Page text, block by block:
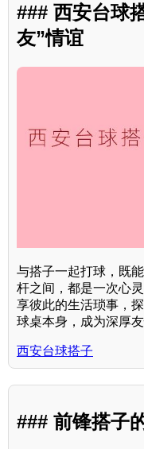
### 西安台球
友”情谊
与搭子一起打球，既
杆之间，都是一次心
享彼此的生活琐事，
球桌本身，成为深厚友
西安台球搭子
### 前锋搭子